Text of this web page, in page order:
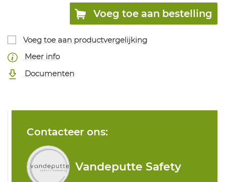
Voeg toe aan bestelling
Voeg toe aan productvergelijking
Meer info
Documenten
Contacteer ons:
Vandeputte Safety